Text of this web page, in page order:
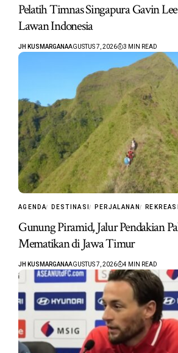
Pelatih Timnas Singapura Gavin
Lawan Indonesia
JH KUSMARGANAAGUSTUS 7, 2026 3 MIN READ
AGENDA DESTINASI PERJALANAN REKREASI
Gunung Piramid, Jalur Pendakian
Mematikan di Jawa Timur
JH KUSMARGANAAGUSTUS 7, 2026 4 MIN READ